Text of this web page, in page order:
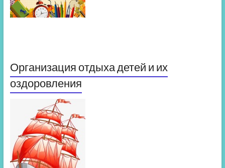
Организация отдыха детей и их
оздоровления